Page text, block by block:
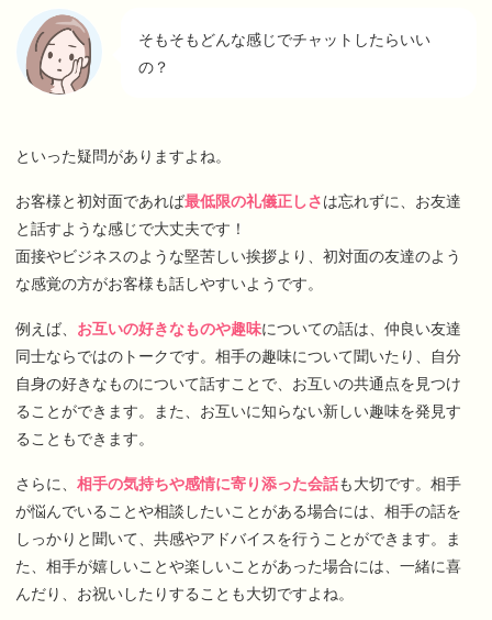
そもそもどんな感じでチャットしたらいい
の？
といった疑問がありますよね。
お客様と初対面であれば最低限の礼儀正しさは忘れずに、お友達
と話すような感じで大丈夫です！
面接やビジネスのような堅苦しい挨拶より、初対面の友達のよう
な感覚の方がお客様も話しやすいようです。
例えば、 お互いの好きなものや趣味についての話は、仲良い友達
同士ならではのトークです。相手の趣味について聞いたり、自分
自身の好きなものについて話すことで、お互いの共通点を見つけ
ることができます。また、お互いに知らない新しい趣味を発見す
ることもできます。
さらに、相手の気持ちや感情に寄り添った会話も大切です。相手
が悩んでいることや相談したいことがある場合には、相手の話を
しっかりと聞いて、共感やアドバイスを行うことができます。ま
た、相手が嬉しいことや楽しいことがあった場合には、一緒に喜
んだり、お祝いしたりすることも大切ですよね。